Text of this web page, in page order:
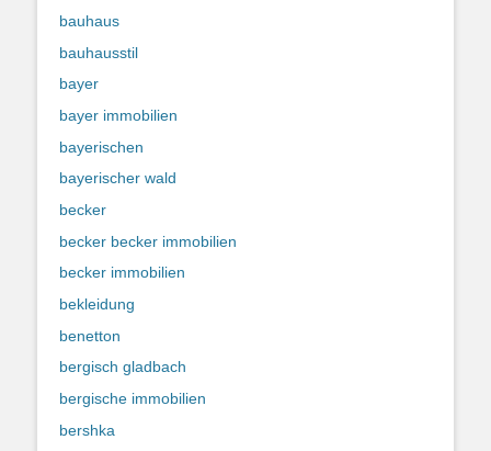
bauhaus
bauhausstil
bayer
bayer immobilien
bayerischen
bayerischer wald
becker
becker becker immobilien
becker immobilien
bekleidung
benetton
bergisch gladbach
bergische immobilien
bershka